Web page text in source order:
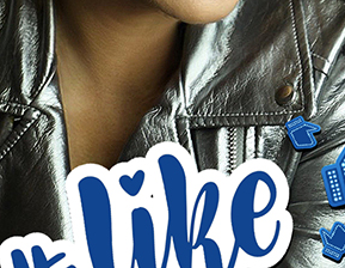
PICK